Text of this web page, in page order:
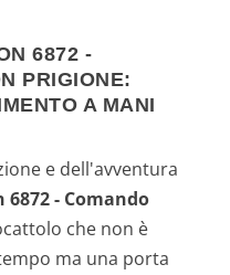
6872 -
PRIGIONE:
A MANI
e dell'avventura
- Comando
che non è
ma una porta